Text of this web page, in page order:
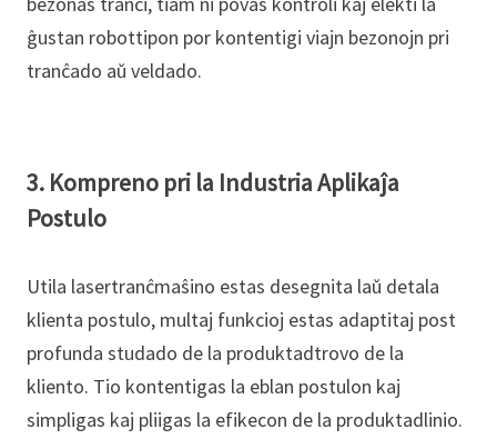
ĝustan robottipon por kontentigi viajn bezonojn pri
tranĉado aŭ veldado.
3. Kompreno pri la Industria Aplikaĵa
Postulo
Utila lasertranĉmaŝino estas desegnita laŭ detala
klienta postulo, multaj funkcioj estas adaptitaj post
profunda studado de la produktadtrovo de la
kliento. Tio kontentigas la eblan postulon kaj
simpligas kaj pliigas la efikecon de la produktadlinio.